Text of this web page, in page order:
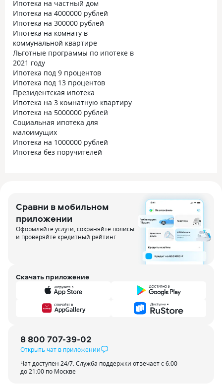
Ипотека на частный дом
Ипотека на 4000000 рублей
Ипотека на 300000 рублей
Ипотека на комнату в
коммунальной квартире
Льготные программы по ипотеке в
2021 году
Ипотека под 9 процентов
Ипотека под 13 процентов
Президентская ипотека
Ипотека на 3 комнатную квартиру
Ипотека на 5000000 рублей
Социальная ипотека для
малоимущих
Ипотека на 1000000 рублей
Ипотека без поручителей
Сравни в мобильном
приложении
Оформляйте услуги, сохраняйте полисы
и проверяйте кредитный рейтинг
Скачать приложение
8 800 707-39-02
Открыть чат в приложении
Чат доступен 24/7. Служба поддержки отвечает с 6:00
до 21:00 по Москве